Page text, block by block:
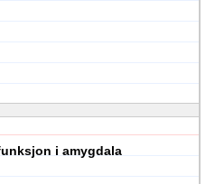
i amygdala